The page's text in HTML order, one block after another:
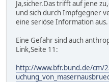
Ja,sicher.Das trifft auf jene
und sich durch Impfgegner
eine seriöse Information aus.
Eine Gefahr sind auch
Link,Seite 11:
http://www.bfr.bund.de/cm/